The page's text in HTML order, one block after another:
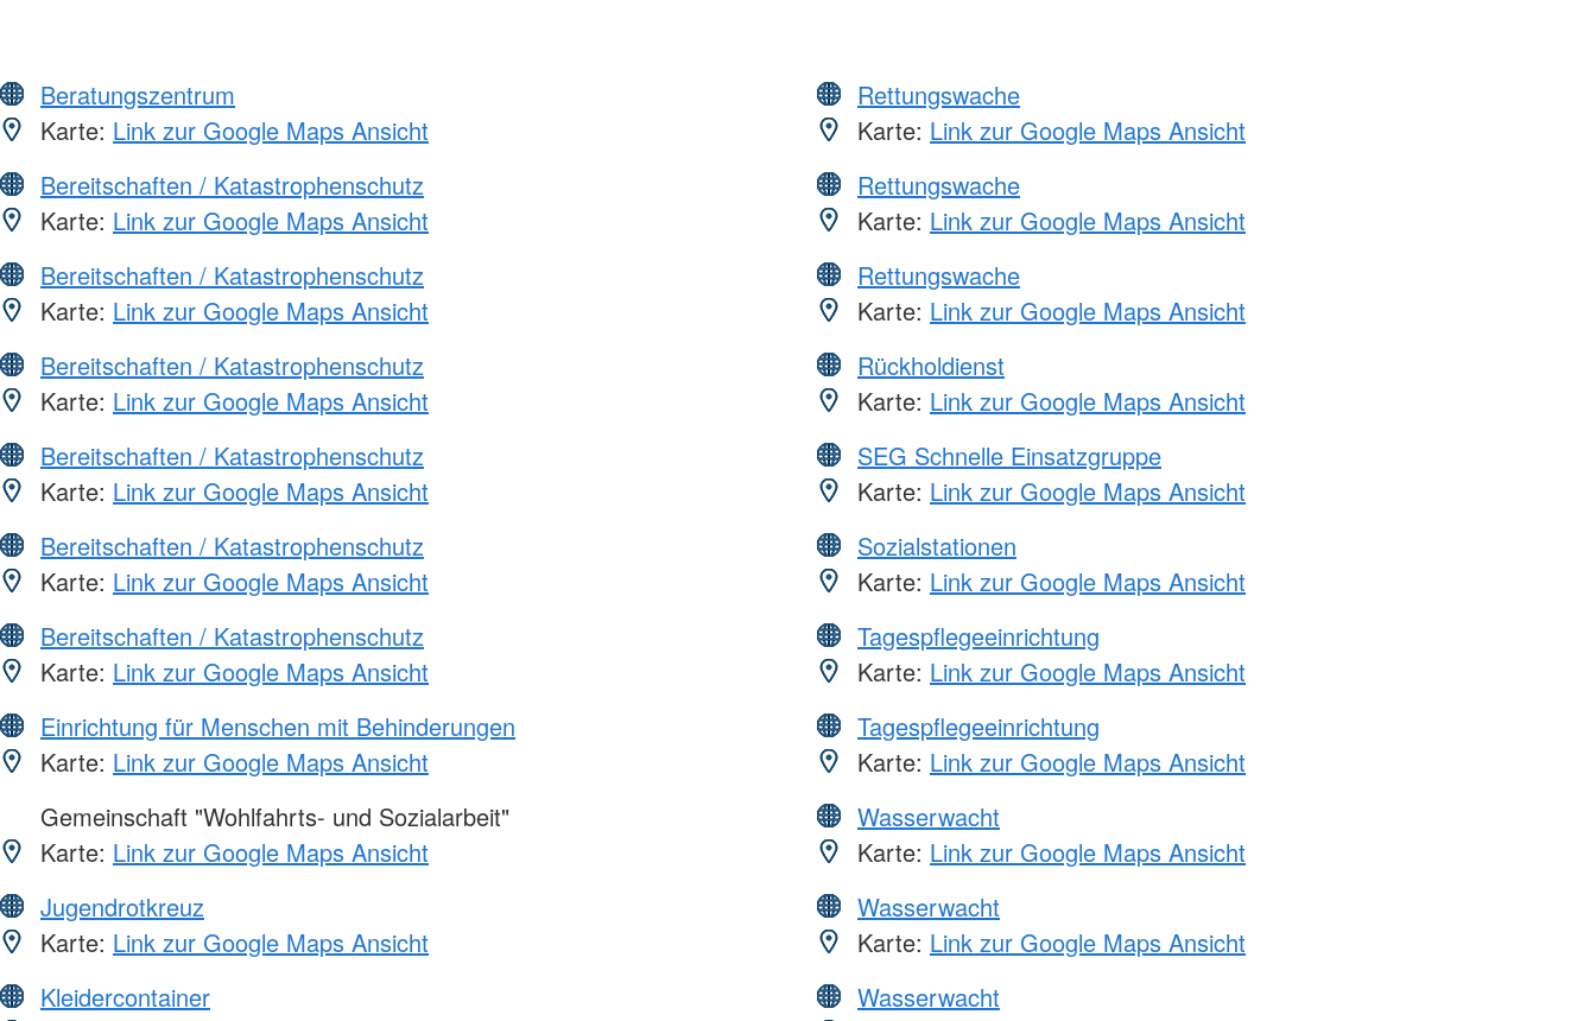
Beratungszentrum
Karte: Link zur Google Maps Ansicht
Bereitschaften / Katastrophenschutz
Karte: Link zur Google Maps Ansicht
Bereitschaften / Katastrophenschutz
Karte: Link zur Google Maps Ansicht
Bereitschaften / Katastrophenschutz
Karte: Link zur Google Maps Ansicht
Bereitschaften / Katastrophenschutz
Karte: Link zur Google Maps Ansicht
Bereitschaften / Katastrophenschutz
Karte: Link zur Google Maps Ansicht
Bereitschaften / Katastrophenschutz
Karte: Link zur Google Maps Ansicht
Einrichtung für Menschen mit Behinderungen
Karte: Link zur Google Maps Ansicht
Gemeinschaft "Wohlfahrts- und Sozialarbeit"
Karte: Link zur Google Maps Ansicht
Jugendrotkreuz
Karte: Link zur Google Maps Ansicht
Kleidercontainer
Rettungswache
Karte: Link zur Google Maps Ansicht
Rettungswache
Karte: Link zur Google Maps Ansicht
Rettungswache
Karte: Link zur Google Maps Ansicht
Rückholdienst
Karte: Link zur Google Maps Ansicht
SEG Schnelle Einsatzgruppe
Karte: Link zur Google Maps Ansicht
Sozialstationen
Karte: Link zur Google Maps Ansicht
Tagespflegeeinrichtung
Karte: Link zur Google Maps Ansicht
Tagespflegeeinrichtung
Karte: Link zur Google Maps Ansicht
Wasserwacht
Karte: Link zur Google Maps Ansicht
Wasserwacht
Karte: Link zur Google Maps Ansicht
Wasserwacht